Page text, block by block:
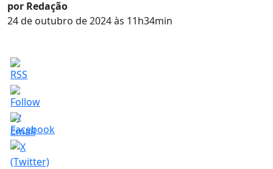
por Redação
24 de outubro de 2024 às 11h34min